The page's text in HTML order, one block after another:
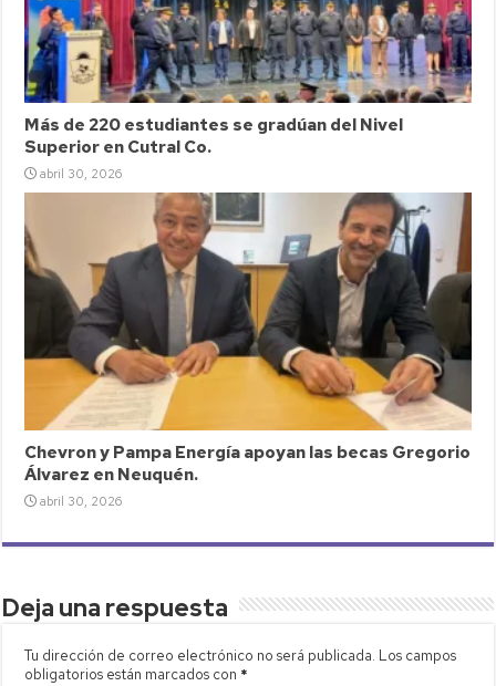
Más de 220 estudiantes se gradúan del Nivel
Superior en Cutral Co.
abril 30, 2026
Chevron y Pampa Energía apoyan las becas Gregorio
Álvarez en Neuquén.
abril 30, 2026
Deja una respuesta
Tu dirección de correo electrónico no será publicada. Los campos
obligatorios están marcados con *